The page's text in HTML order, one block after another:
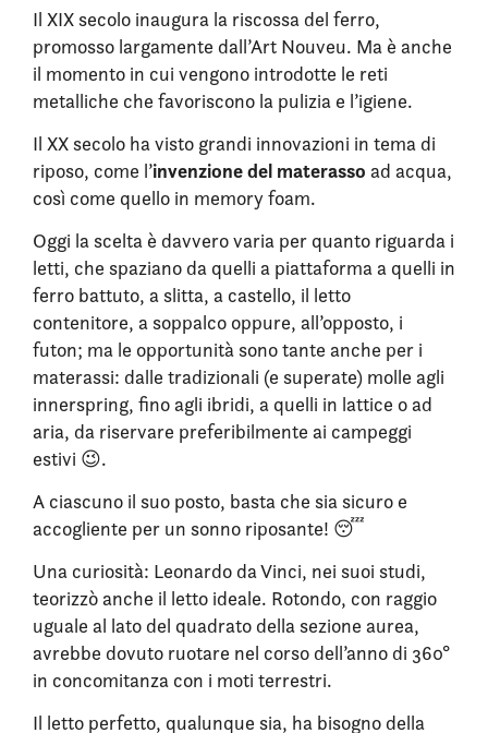
Il XIX secolo inaugura la riscossa del ferro,
promosso largamente dall’Art Nouveu. Ma è anche
il momento in cui vengono introdotte le reti
metalliche che favoriscono la pulizia e l’igiene.
Il XX secolo ha visto grandi innovazioni in tema di
riposo, come l’invenzione del materasso ad acqua,
così come quello in memory foam.
Oggi la scelta è davvero varia per quanto riguarda i
letti, che spaziano da quelli a piattaforma a quelli in
ferro battuto, a slitta, a castello, il letto
contenitore, a soppalco oppure, all’opposto, i
futon; ma le opportunità sono tante anche per i
materassi: dalle tradizionali (e superate) molle agli
innerspring, fino agli ibridi, a quelli in lattice o ad
aria, da riservare preferibilmente ai campeggi
estivi 😉.
A ciascuno il suo posto, basta che sia sicuro e
accogliente per un sonno riposante! 😴
Una curiosità: Leonardo da Vinci, nei suoi studi,
teorizzò anche il letto ideale. Rotondo, con raggio
uguale al lato del quadrato della sezione aurea,
avrebbe dovuto ruotare nel corso dell’anno di 360°
in concomitanza con i moti terrestri.
Il letto perfetto, qualunque sia, ha bisogno della